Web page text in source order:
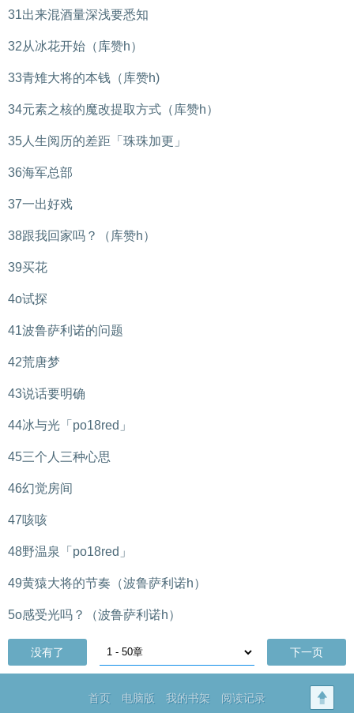
31出来混酒量深浅要悉知
32从冰花开始（库赞h）
33青雉大将的本钱（库赞h)
34元素之核的魔改提取方式（库赞h）
35人生阅历的差距「珠珠加更」
36海军总部
37一出好戏
38跟我回家吗？（库赞h）
39买花
4o试探
41波鲁萨利诺的问题
42荒唐梦
43说话要明确
44冰与光「po18red」
45三个人三种心思
46幻觉房间
47咳咳
48野温泉「po18red」
49黄猿大将的节奏（波鲁萨利诺h）
5o感受光吗？（波鲁萨利诺h）
没有了 下一页
首页 电脑版 我的书架 阅读记录